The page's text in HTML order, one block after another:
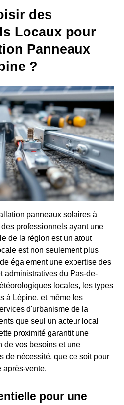
des
Locaux pour
Panneaux
?
panneaux solaires à
professionnels ayant une
de la région est un atout
est non seulement plus
également une expertise des
administratives du Pas-de-
locales, les types
à Lépine, et même les
d'urbanisme de la
que seul un acteur local
proximité garantit une
de vos besoins et une
de nécessité, que ce soit pour
après-vente.
pour une